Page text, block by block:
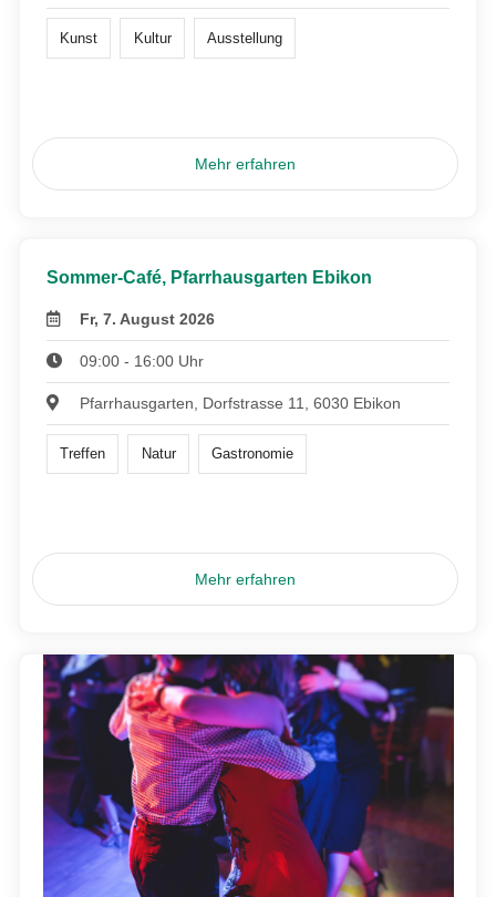
Kunst Kultur Ausstellung
Mehr erfahren
Sommer-Café, Pfarrhausgarten Ebikon
Fr, 7. August 2026
09:00 - 16:00 Uhr
Pfarrhausgarten, Dorfstrasse 11, 6030 Ebikon
Treffen Natur Gastronomie
Mehr erfahren